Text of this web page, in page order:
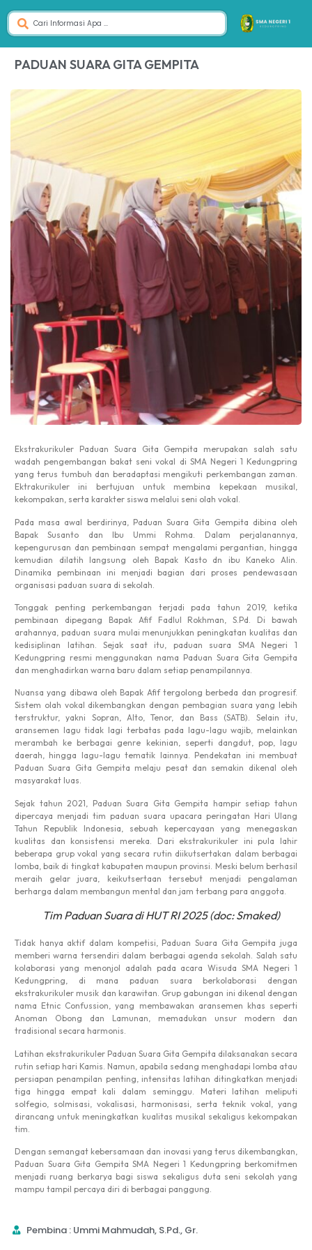
PADUAN SUARA GITA GEMPITA
Ekstrakurikuler Paduan Suara Gita Gempita merupakan salah satu
wadah pengembangan bakat seni vokal di SMA Negeri 1 Kedungpring
yang terus tumbuh dan beradaptasi mengikuti perkembangan zaman.
Ektrakurikuler ini bertujuan untuk membina kepekaan musikal,
kekompakan, serta karakter siswa melalui seni olah vokal.
Pada masa awal berdirinya, Paduan Suara Gita Gempita dibina oleh
Bapak Susanto dan Ibu Ummi Rohma. Dalam perjalanannya,
kepengurusan dan pembinaan sempat mengalami pergantian, hingga
kemudian dilatih langsung oleh Bapak Kasto dn ibu Kaneko Alin.
Dinamika pembinaan ini menjadi bagian dari proses pendewasaan
organisasi paduan suara di sekolah.
Tonggak penting perkembangan terjadi pada tahun 2019, ketika
pembinaan dipegang Bapak Afif Fadlul Rokhman, S.Pd. Di bawah
arahannya, paduan suara mulai menunjukkan peningkatan kualitas dan
kedisiplinan latihan. Sejak saat itu, paduan suara SMA Negeri 1
Kedungpring resmi menggunakan nama Paduan Suara Gita Gempita
dan menghadirkan warna baru dalam setiap penampilannya.
Nuansa yang dibawa oleh Bapak Afif tergolong berbeda dan progresif.
Sistem olah vokal dikembangkan dengan pembagian suara yang lebih
terstruktur, yakni Sopran, Alto, Tenor, dan Bass (SATB). Selain itu,
aransemen lagu tidak lagi terbatas pada lagu-lagu wajib, melainkan
merambah ke berbagai genre kekinian, seperti dangdut, pop, lagu
daerah, hingga lagu-lagu tematik lainnya. Pendekatan ini membuat
Paduan Suara Gita Gempita melaju pesat dan semakin dikenal oleh
masyarakat luas.
Sejak tahun 2021, Paduan Suara Gita Gempita hampir setiap tahun
dipercaya menjadi tim paduan suara upacara peringatan Hari Ulang
Tahun Republik Indonesia, sebuah kepercayaan yang menegaskan
kualitas dan konsistensi mereka. Dari ekstrakurikuler ini pula lahir
beberapa grup vokal yang secara rutin diikutsertakan dalam berbagai
lomba, baik di tingkat kabupaten maupun provinsi. Meski belum berhasil
meraih gelar juara, keikutsertaan tersebut menjadi pengalaman
berharga dalam membangun mental dan jam terbang para anggota.
Tim Paduan Suara di HUT RI 2025 (doc: Smaked)
Tidak hanya aktif dalam kompetisi, Paduan Suara Gita Gempita juga
memberi warna tersendiri dalam berbagai agenda sekolah. Salah satu
kolaborasi yang menonjol adalah pada acara Wisuda SMA Negeri 1
Kedungpring, di mana paduan suara berkolaborasi dengan
ekstrakurikuler musik dan karawitan. Grup gabungan ini dikenal dengan
nama Etnic Confussion, yang membawakan aransemen khas seperti
Anoman Obong dan Lamunan, memadukan unsur modern dan
tradisional secara harmonis.
Latihan ekstrakurikuler Paduan Suara Gita Gempita dilaksanakan secara
rutin setiap hari Kamis. Namun, apabila sedang menghadapi lomba atau
persiapan penampilan penting, intensitas latihan ditingkatkan menjadi
tiga hingga empat kali dalam seminggu. Materi latihan meliputi
solfegio, solmisasi, vokalisasi, harmonisasi, serta teknik vokal, yang
dirancang untuk meningkatkan kualitas musikal sekaligus kekompakan
tim.
Dengan semangat kebersamaan dan inovasi yang terus dikembangkan,
Paduan Suara Gita Gempita SMA Negeri 1 Kedungpring berkomitmen
menjadi ruang berkarya bagi siswa sekaligus duta seni sekolah yang
mampu tampil percaya diri di berbagai panggung.
Pembina : Ummi Mahmudah, S.Pd., Gr.